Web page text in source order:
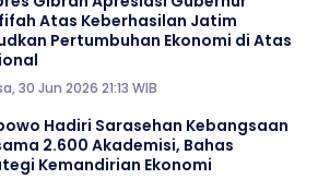
Atas Keberhasilan Jatim
Pertumbuhan Ekonomi di Atas
30 Jun 2026 21:13 WIB
Hadiri Sarasehan Kebangsaan
2.600 Akademisi, Bahas
Kemandirian Ekonomi